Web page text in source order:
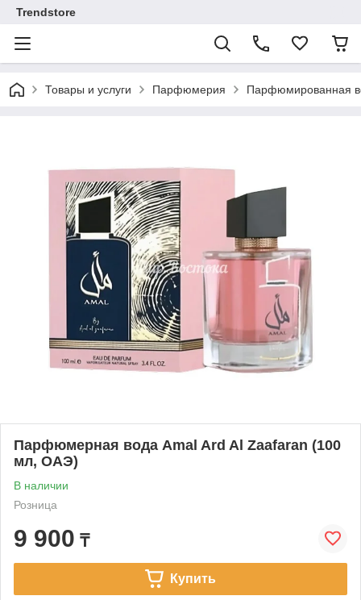
Trendstore
Товары и услуги Парфюмерия Парфюмированная
Парфюмерная вода Amal Ard Al Zaafaran (100
мл, ОАЭ)
В наличии
Розница
9 900 ₸
Купить